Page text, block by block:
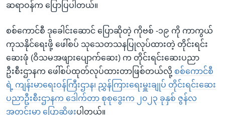
ဆရာဝန်က ပြောပြပါတယ်။
စစ်ကောင်စီ ဒုခေါင်းဆောင် ပြောဆိုတဲ့ ကိုဗစ် -၁၉ ကို ကာကွယ်
ကုသနိုင်ရေးဖို့ ဖေါ်စပ် သုသေတသနပြုလုပ်ထားတဲ့ တိုင်းရင်း
ဆေးဖုံ (ဝိသမအဖျားပျောက်ဆေး) က တိုင်းရင်းဆေးပညာ
ဦးစီးဌာနက ဖေါ်စပ်ထုတ်လုပ်ထားတာဖြစ်တယ်လို့ စစ်ကောင်စီ
ရဲ့ ကျန်းမာရေးဝန်ကြီးဌာန၊ ညွှန်ကြားရေးမှူးချုပ် တိုင်းရင်းဆေး
ပညာဦးစီးဌာနက ဒေါက်တာ စုစုဒွေးက ၂၀၂၃ ခုနှစ် ဇွန်လ
အတွင်းမှာ ပြောဆိုဖူးပါတယ်။